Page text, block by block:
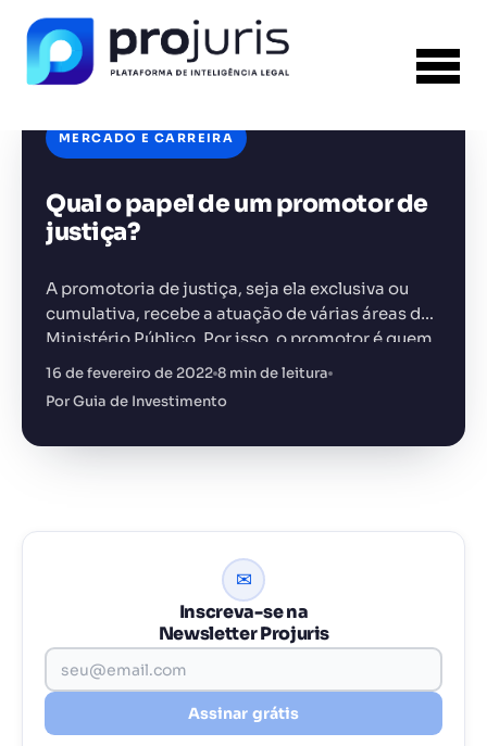
MERCADO E CARREIRA
Qual o papel de um promotor de
justiça?
A promotoria de justiça, seja ela exclusiva ou
cumulativa, recebe a atuação de várias áreas do
Ministério Público. Por isso, o promotor é quem
faz o contato entre o MP e a…
16 de fevereiro de 2022 8 min de leitura
Por Guia de Investimento
✉
Inscreva-se na
Newsletter Projuris
Assinar grátis
FERRAMENTA RECOMENDADA PARA ESTE
CONTEÚDO
Análise de Riscos Contratuais
+14.000 juristas